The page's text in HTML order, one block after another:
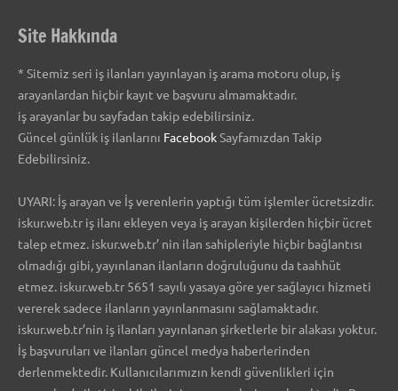
Site Hakkında
* Sitemiz seri iş ilanları yayınlayan iş arama motoru olup, iş
arayanlardan hiçbir kayıt ve başvuru almamaktadır.
iş arayanlar bu sayfadan takip edebilirsiniz.
Güncel günlük iş ilanlarını FacebookSayfamızdan Takip
Edebilirsiniz.
UYARI: İş arayan ve İş verenlerin yaptığı tüm işlemler ücretsizdir.
iskur.web.tr iş ilanı ekleyen veya iş arayan kişilerden hiçbir ücret
talep etmez. iskur.web.tr’ nin ilan sahipleriyle hiçbir bağlantısı
olmadığı gibi, yayınlanan ilanların doğruluğunu da taahhüt
etmez. iskur.web.tr 5651 sayılı yasaya göre yer sağlayıcı hizmeti
vererek sadece ilanların yayınlanmasını sağlamaktadır.
iskur.web.tr’nin iş ilanları yayınlanan şirketlerle bir alakası yoktur.
İş başvuruları ve ilanları güncel medya haberlerinden
derlenmektedir. Kullanıcılarımızın kendi güvenlikleri için